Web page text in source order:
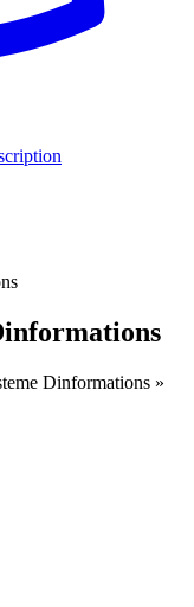
Dinformations »